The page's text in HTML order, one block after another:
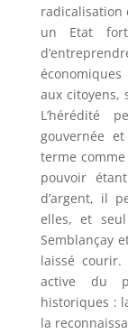
radicalisation
un Etat
aux citoyens,
L’hérédité
gouvernée
terme
pouvoir
d’argent, il
elles, et
Semblançay
laissé courir.
active du
historiques :
la